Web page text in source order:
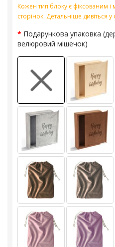
Кожен тип блоку є фіксованим і
сторінок. Детальніше дивіться
Подарункова упаковка
велюровий мішечок)